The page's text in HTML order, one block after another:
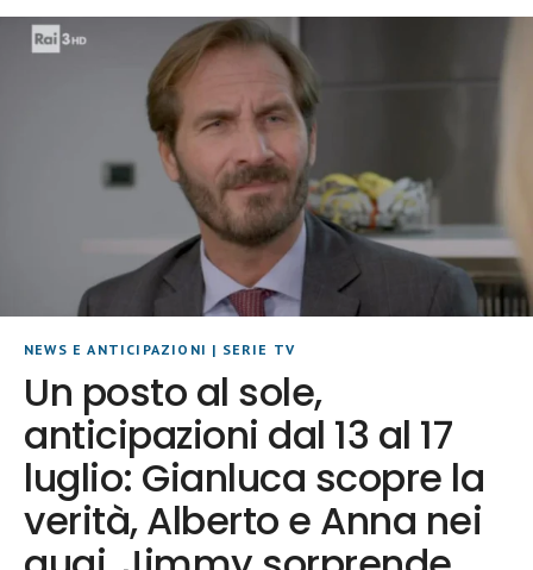
NEWS E ANTICIPAZIONI | SERIE TV
Un posto al sole,
anticipazioni dal 13 al 17
luglio: Gianluca scopre la
verità, Alberto e Anna nei